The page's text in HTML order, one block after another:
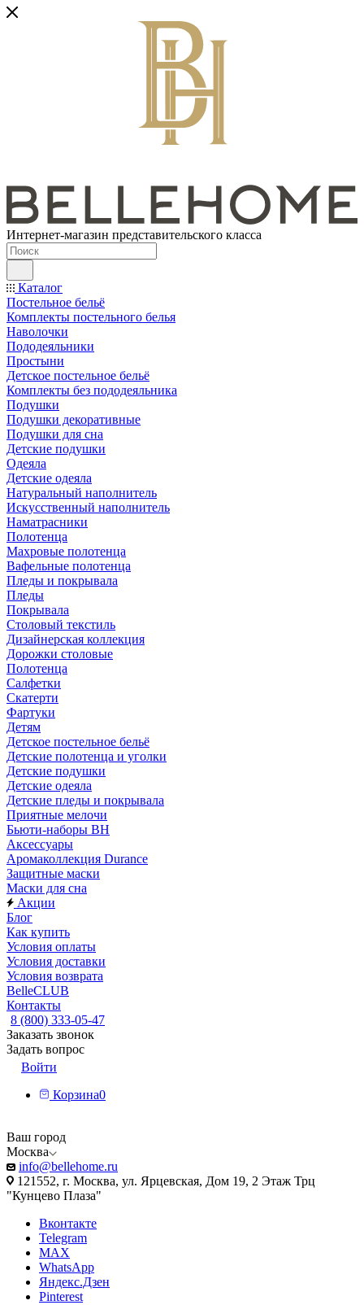
Интернет-магазин представительского класса
Каталог
Постельное бельё
Комплекты постельного белья
Наволочки
Пододеяльники
Простыни
Детское постельное бельё
Комплекты без пододеяльника
Подушки
Подушки декоративные
Подушки для сна
Детские подушки
Одеяла
Детские одеяла
Натуральный наполнитель
Искуcственный наполнитель
Наматрасники
Полотенца
Махровые полотенца
Вафельные полотенца
Пледы и покрывала
Пледы
Покрывала
Столовый текстиль
Дизайнерская коллекция
Дорожки столовые
Полотенца
Салфетки
Скатерти
Фартуки
Детям
Детское постельное бельё
Детские полотенца и уголки
Детские подушки
Детские одеяла
Детские пледы и покрывала
Приятные мелочи
Бьюти-наборы ВН
Аксессуары
Аромаколлекция Durance
Защитные маски
Маски для сна
Акции
Блог
Как купить
Условия оплаты
Условия доставки
Условия возврата
BelleCLUB
Контакты
8 (800) 333-05-47
Заказать звонок
Задать вопрос
Войти
Корзина0
Ваш город
Москва
info@bellehome.ru
121552, г. Москва, ул. Ярцевская, Дом 19, 2 Этаж Трц
"Кунцево Плаза"
Вконтакте
Telegram
MAX
WhatsApp
Яндекс.Дзен
Pinterest